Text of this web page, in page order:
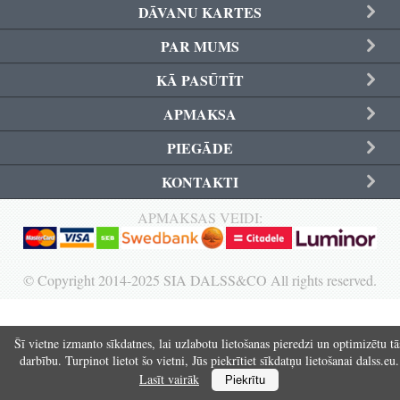
Šī vietne izmanto sīkdatnes, lai uzlabotu lietošanas pieredzi un optimizētu
darbību. Turpinot lietot šo vietni, Jūs piekrītiet sīkdatņu lietošanai dalss.eu.
Lasīt vairāk
Piekrītu
DĀVANU KARTES
PAR MUMS
KĀ PASŪTĪT
APMAKSA
PIEGĀDE
KONTAKTI
APMAKSAS VEIDI:
© Copyright 2014-2025 SIA DALSS&CO All rights reserved.
Reģistrēties